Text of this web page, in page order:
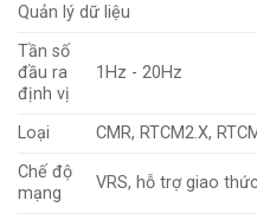
Quản lý dữ liệu
Tần số
đầu ra
định vị
1Hz - 20Hz
Loại
CMR, RTCM2.X,
Chế độ
mạng
VRS, hỗ trợ giao